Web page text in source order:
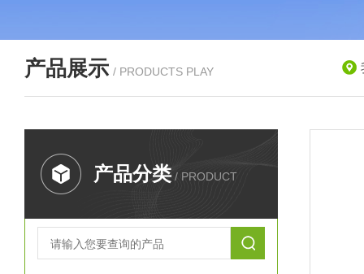
产品展示 / PRODUCTS PLAY
产品分类 / PRODUCT